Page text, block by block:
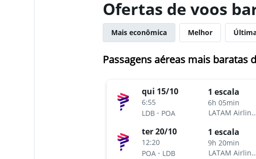
Ofertas de voos
Mais econômica Melhor
Passagens aéreas mais baratas
qui 15/10
6:55
LDB- POA
1 escala
6h 05min
LATAM Airlines
ter 20/10
12:20
POA - LDB
1 escala
9h 20min
LATAM Airlines